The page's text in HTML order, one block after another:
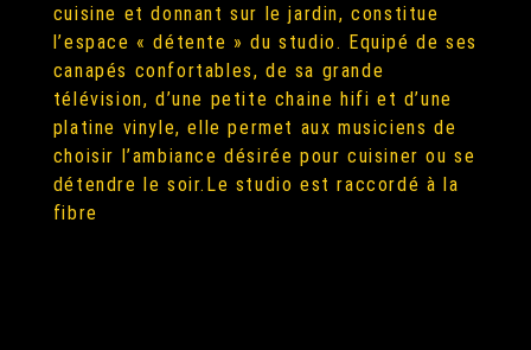
cuisine et donnant sur le jardin, constitue
l’espace « détente » du studio. Equipé de ses
canapés confortables, de sa grande
télévision, d’une petite chaine hifi et d’une
platine vinyle, elle permet aux musiciens de
choisir l’ambiance désirée pour cuisiner ou se
détendre le soir.Le studio est raccordé à la
fibre